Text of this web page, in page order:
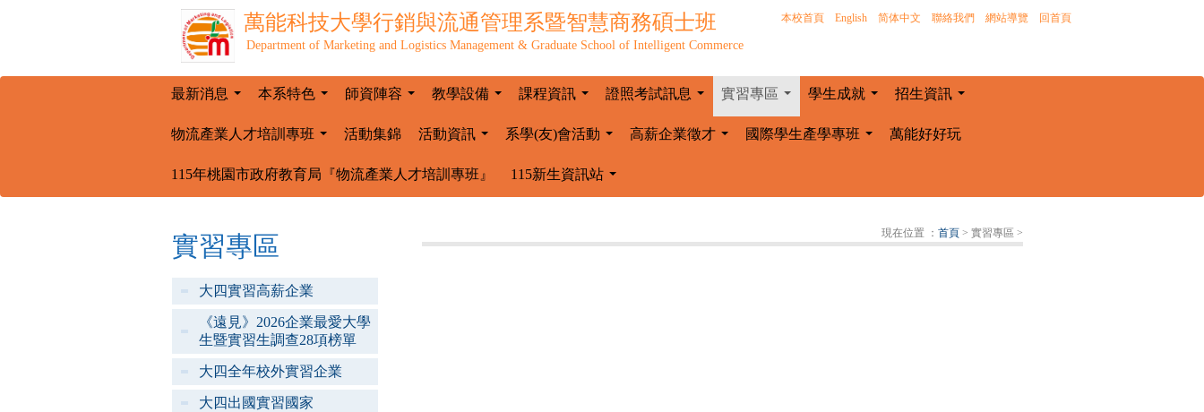
萬能科技大學行銷與流通管理系暨智慧商務碩士班
Department of Marketing and Logistics Management & Graduate School of Intelligent Commerce
本校首頁｜ English｜ 简体中文 聯絡我們 網站導覽｜ 回首頁
最新消息 本系特色 師資陣容 教學設備 課程資訊 證照考試訊息 實習專區 學生成就 招生資訊
物流產業人才培訓專班
活動集錦 活動資訊 系學(友)會活動 高薪企業徵才 國際學生產學專班 萬能好好玩
115年桃園市政府教育局『物流產業人才培訓專班』 115新生資訊站
實習專區
大四實習高薪企業
《遠見》2026企業最愛大學
生暨實習生調查28項榜單
大四全年校外實習企業
大四出國實習國家
現在位置 ： 首頁 > 實習專區 >